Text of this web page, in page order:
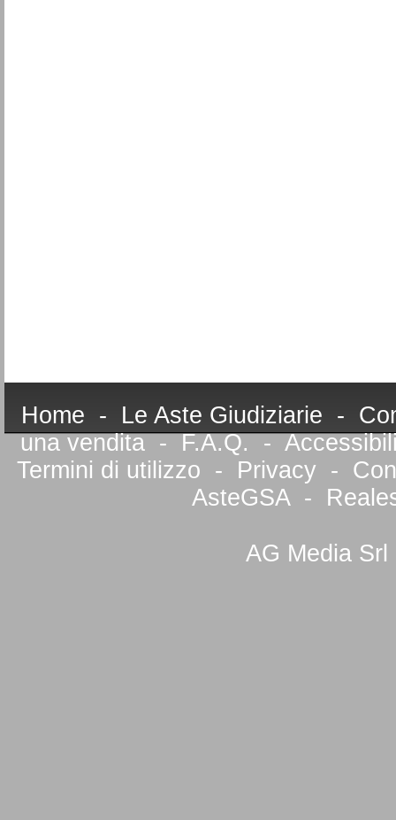
Home - Le Aste Giudiziarie -
una vendita-F.A.Q.-
Termini di utilizzo - Privacy -
AsteGSA-
AG Media Srl